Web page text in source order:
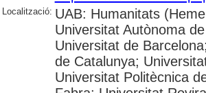
Localització: UAB: Humanitats
Universitat Autònoma
Universitat de
de Catalunya;
Universitat Politècnica